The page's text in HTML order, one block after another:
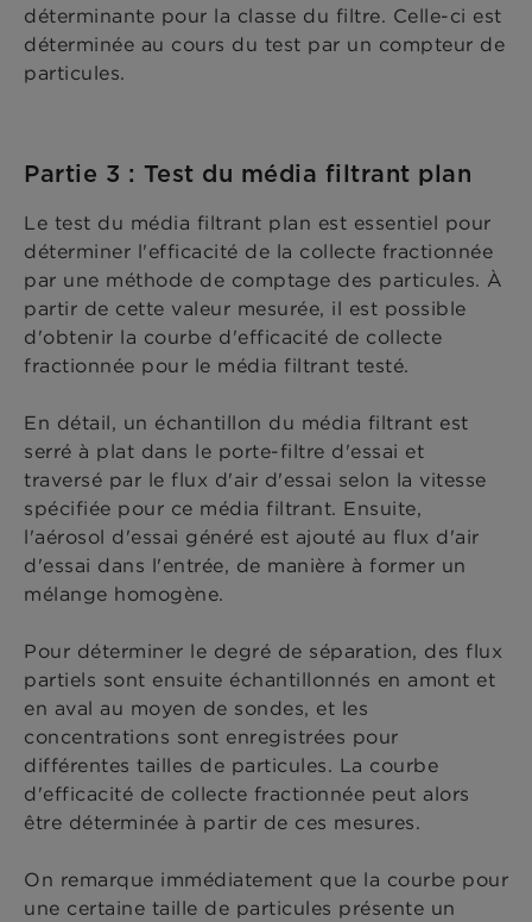
déterminante pour la classe du filtre. Celle-ci est
déterminée au cours du test par un compteur de
particules.
Partie 3 : Test du média filtrant plan
Le test du média filtrant plan est essentiel pour
déterminer l'efficacité de la collecte fractionnée
par une méthode de comptage des particules. À
partir de cette valeur mesurée, il est possible
d'obtenir la courbe d'efficacité de collecte
fractionnée pour le média filtrant testé.
En détail, un échantillon du média filtrant est
serré à plat dans le porte-filtre d'essai et
traversé par le flux d'air d'essai selon la vitesse
spécifiée pour ce média filtrant. Ensuite,
l'aérosol d'essai généré est ajouté au flux d'air
d'essai dans l'entrée, de manière à former un
mélange homogène.
Pour déterminer le degré de séparation, des flux
partiels sont ensuite échantillonnés en amont et
en aval au moyen de sondes, et les
concentrations sont enregistrées pour
différentes tailles de particules. La courbe
d'efficacité de collecte fractionnée peut alors
être déterminée à partir de ces mesures.
On remarque immédiatement que la courbe pour
une certaine taille de particules présente un